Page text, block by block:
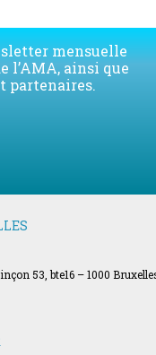
mensuelle
l’AMA, ainsi que
partenaires.
53, bte16 – 1000